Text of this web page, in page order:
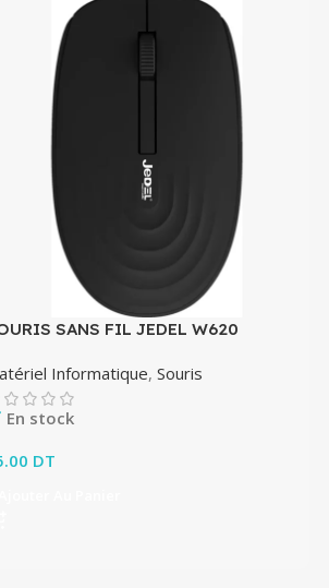
SANS FIL JEDEL W620
Informatique,Souris
En stock
DT